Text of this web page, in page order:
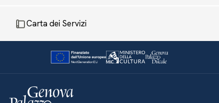
Carta dei Servizi